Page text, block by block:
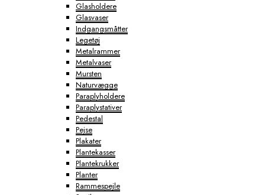
Glasholdere
Glasvaser
Indgangsmåtter
Legetøj
Metalrammer
Metalvaser
Mursten
Naturvægge
Paraplyholdere
Paraplystativer
Pedestal
Pejse
Plakater
Plantekasser
Plantekrukker
Planter
Rammespejle